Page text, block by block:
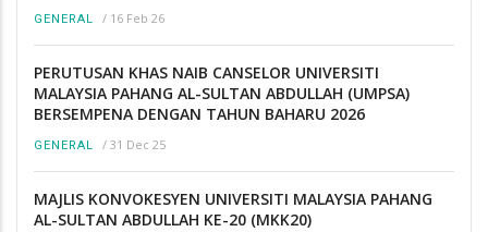
GENERAL / 16 Feb 26
PERUTUSAN KHAS NAIB CANSELOR UNIVERSITI
MALAYSIA PAHANG AL-SULTAN ABDULLAH (UMPSA)
BERSEMPENA DENGAN TAHUN BAHARU 2026
GENERAL / 31 Dec 25
MAJLIS KONVOKESYEN UNIVERSITI MALAYSIA PAHANG
AL-SULTAN ABDULLAH KE-20 (MKK20)